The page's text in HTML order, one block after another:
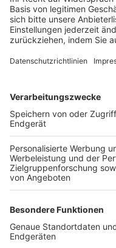
Login SpielPlus
FOLGE DEM BFV
TOP-VEREINE
TOP-PARTNER